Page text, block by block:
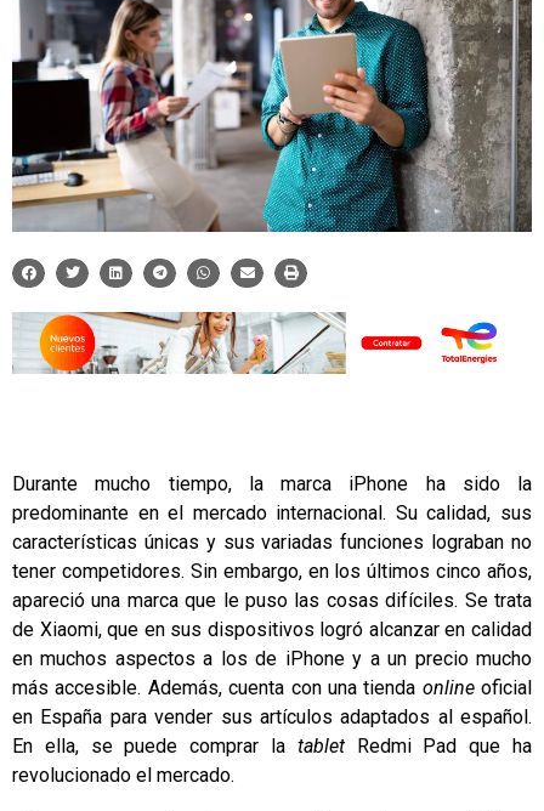
Durante mucho tiempo, la marca iPhone ha sido la
predominante en el mercado internacional. Su calidad, sus
características únicas y sus variadas funciones lograban no
tener competidores. Sin embargo, en los últimos cinco años,
apareció una marca que le puso las cosas difíciles. Se trata
de Xiaomi, que en sus dispositivos logró alcanzar en calidad
en muchos aspectos a los de iPhone y a un precio mucho
más accesible. Además, cuenta con una tienda online oficial
en España para vender sus artículos adaptados al español.
En ella, se puede comprar la tablet Redmi Pad
que ha
revolucionado el mercado.